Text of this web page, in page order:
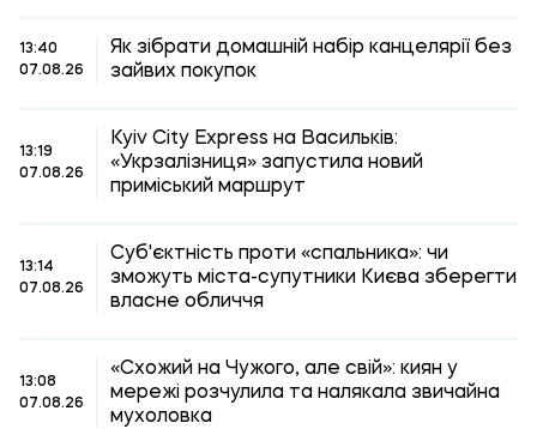
13:40
07.08.26
Як зібрати домашній набір канцелярії без
зайвих покупок
13:19
07.08.26
Kyiv City Express на Васильків:
«Укрзалізниця» запустила новий
приміський маршрут
13:14
07.08.26
Суб'єктність проти «спальника»: чи
зможуть міста-супутники Києва зберегти
власне обличчя
13:08
07.08.26
«Схожий на Чужого, але свій»: киян у
мережі розчулила та налякала звичайна
мухоловка